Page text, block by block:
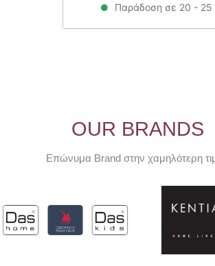
Παράδοση σε 20 - 25
OUR BRANDS
Επώνυμα Brand στην χαμηλότερη